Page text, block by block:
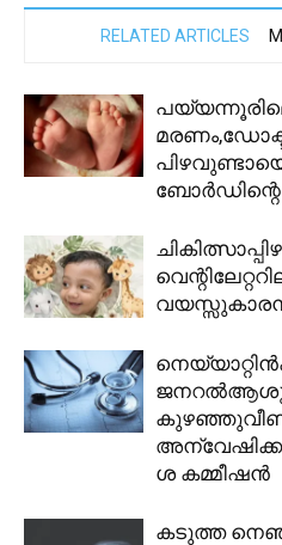
RELATED ARTICLES
വയസ്സുകാരൻ
കുഴഞ്ഞുവീണ്
ശ കമ്മീഷൻ
കടുത്ത